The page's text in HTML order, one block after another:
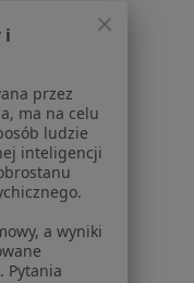
i
przez
ma na celu
ludzie
inteligencji
a wyniki
Pytania